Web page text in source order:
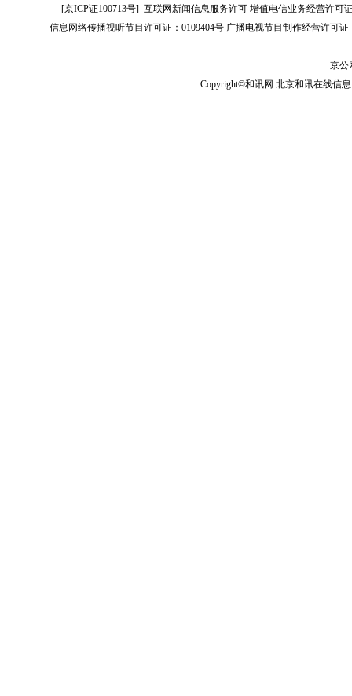
[京ICP证100713号]互联网新闻信息服务许可 增值电信业务经营许可
信息网络传播视听节目许可证：0109404号 广播电视节目制作经营许可证
京公
Copyright©和讯网 北京和讯在线信